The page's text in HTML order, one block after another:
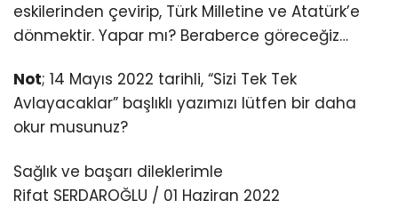
eskilerinden çevirip, Türk Milletine ve Atatürk’e
dönmektir. Yapar mı? Beraberce göreceğiz…
Not; 14 Mayıs 2022 tarihli, “Sizi Tek Tek
Avlayacaklar” başlıklı yazımızı lütfen bir daha
okur musunuz?
Sağlık ve başarı dileklerimle
Rifat SERDAROĞLU / 01 Haziran 2022